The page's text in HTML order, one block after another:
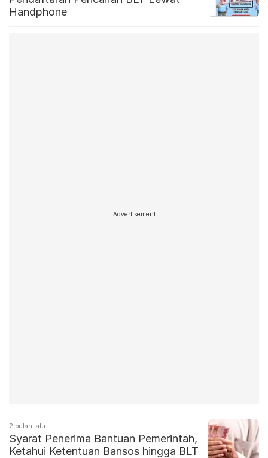
Handphone
Advertisement
2 bulan lalu
Syarat Penerima Bantuan Pemerintah,
Ketahui Ketentuan Bansos hingga BLT